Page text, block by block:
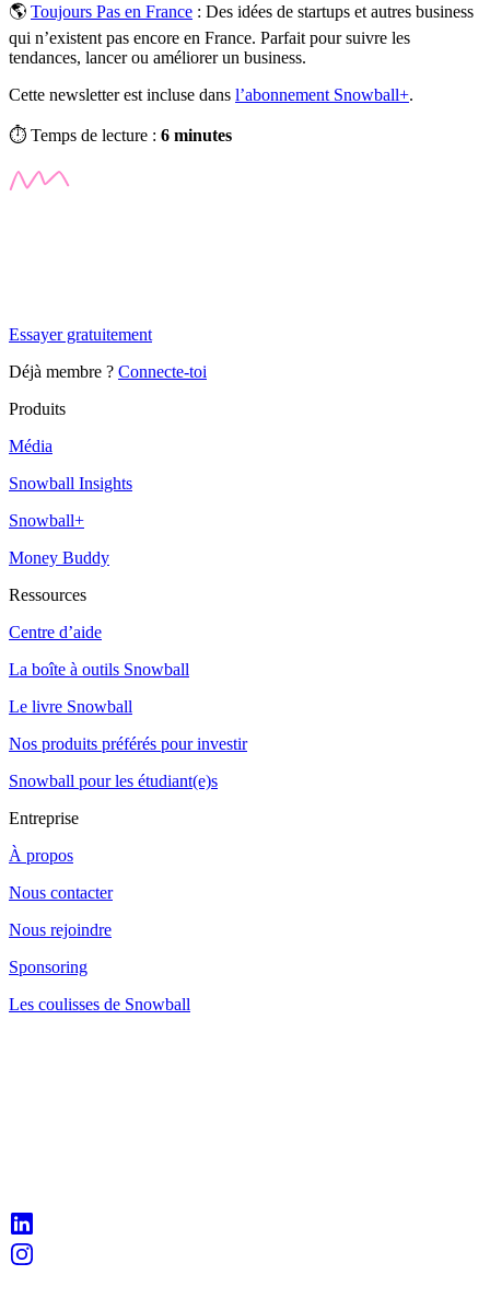
🌎 Toujours Pas en France : Des idées de startups et autres business
qui n’existent pas encore en France. Parfait pour suivre les
tendances, lancer ou améliorer un business.
Cette newsletter est incluse dans l’abonnement Snowball+.
⏱️ Temps de lecture : 6 minutes
Essayer gratuitement
Déjà membre ? Connecte-toi
Produits
Média
Snowball Insights
Snowball+
Money Buddy
Ressources
Centre d’aide
La boîte à outils Snowball
Le livre Snowball
Nos produits préférés pour investir
Snowball pour les étudiant(e)s
Entreprise
À propos
Nous contacter
Nous rejoindre
Sponsoring
Les coulisses de Snowball